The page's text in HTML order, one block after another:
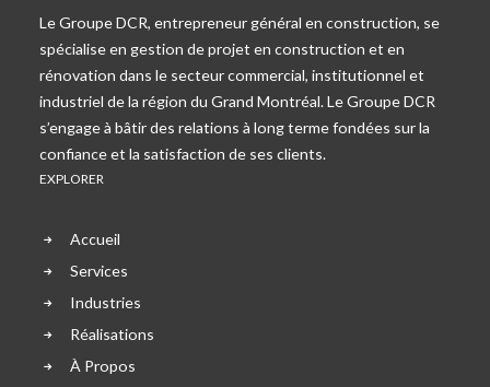
Le Groupe DCR, entrepreneur général en construction, se
spécialise en gestion de projet en construction et en
rénovation dans le secteur commercial, institutionnel et
industriel de la région du Grand Montréal. Le Groupe DCR
s’engage à bâtir des relations à long terme fondées sur la
confiance et la satisfaction de ses clients.
EXPLORER
Accueil
Services
Industries
Réalisations
À Propos